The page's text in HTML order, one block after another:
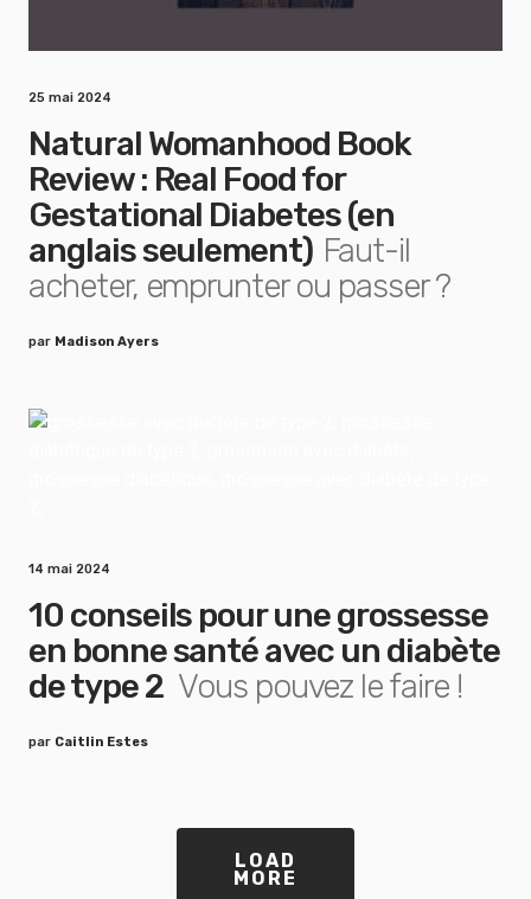
25 mai 2024
Natural Womanhood Book
Review : Real Food for
Gestational Diabetes (en
anglais seulement) Faut-il
acheter, emprunter ou passer ?
par Madison Ayers
14 mai 2024
10 conseils pour une grossesse
en bonne santé avec un diabète
de type 2 Vous pouvez le faire !
par Caitlin Estes
LOAD
MORE